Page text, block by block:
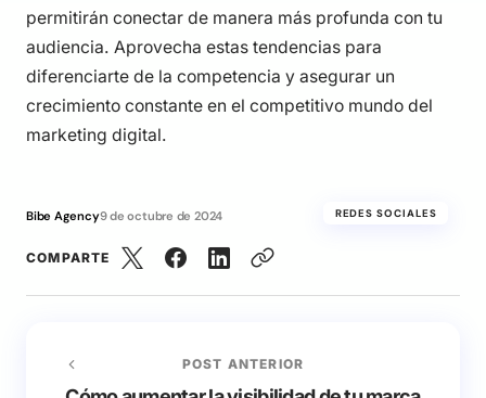
permitirán conectar de manera más profunda con tu
audiencia. Aprovecha estas tendencias para
diferenciarte de la competencia y asegurar un
crecimiento constante en el competitivo mundo del
marketing digital.
Bibe Agency9 de octubre de 2024 REDES SOCIALES
COMPARTE
POST ANTERIOR